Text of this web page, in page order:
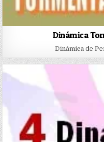
Dinámica
Dinámica de